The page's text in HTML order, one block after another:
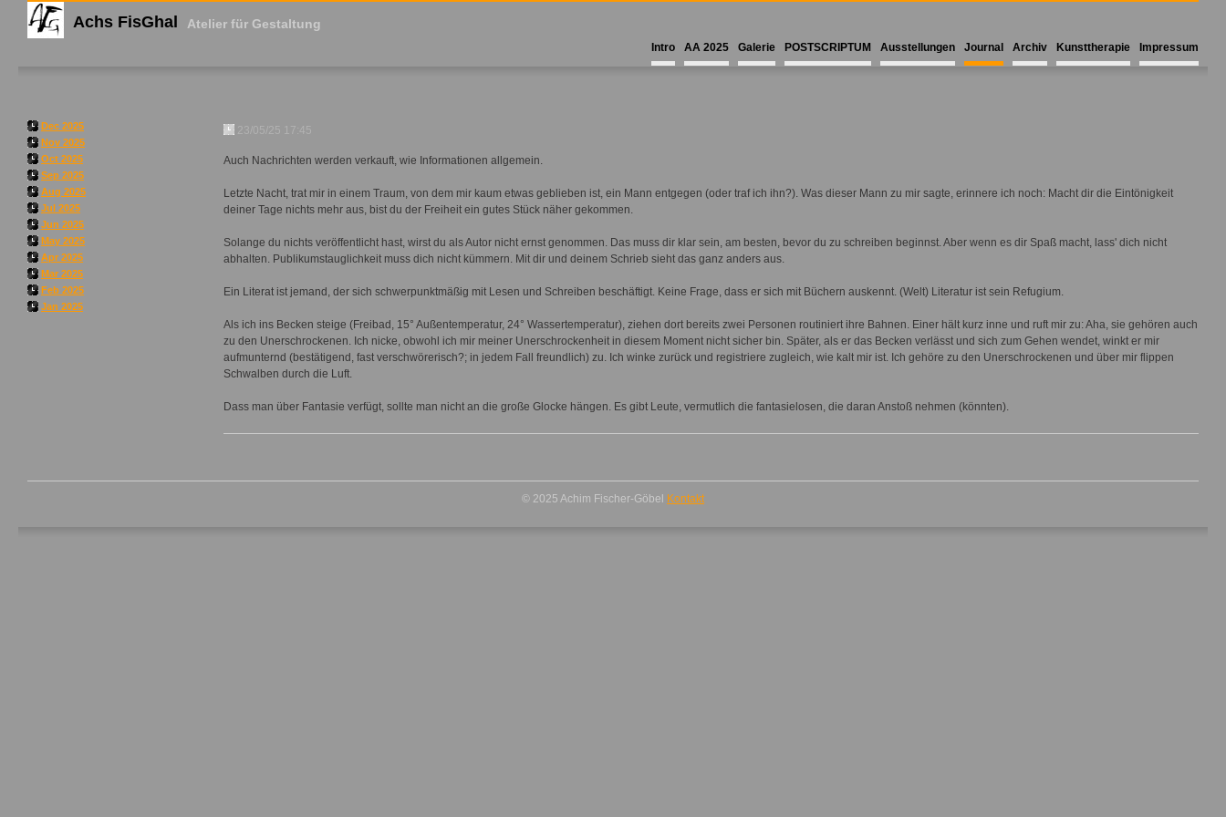
Achs FisGhal Atelier für Gestaltung
Intro AA 2025 Galerie POSTSCRIPTUM Ausstellungen Journal Archiv Kunsttherapie Impressum
Dec 2025
Nov 2025
Oct 2025
Sep 2025
Aug 2025
Jul 2025
Jun 2025
May 2025
Apr 2025
Mar 2025
Feb 2025
Jan 2025
23/05/25 17:45
Auch Nachrichten werden verkauft, wie Informationen allgemein.
Letzte Nacht, trat mir in einem Traum, von dem mir kaum etwas geblieben ist, ein Mann entgegen (oder traf ich ihn?). Was dieser Mann zu mir sagte, erinnere ich noch: Macht dir die Eintönigkeit
deiner Tage nichts mehr aus, bist du der Freiheit ein gutes Stück näher gekommen.
Solange du nichts veröffentlicht hast, wirst du als Autor nicht ernst genommen. Das muss dir klar sein, am besten, bevor du zu schreiben beginnst. Aber wenn es dir Spaß macht, lass' dich nicht
abhalten. Publikumstauglichkeit muss dich nicht kümmern. Mit dir und deinem Schrieb sieht das ganz anders aus.
Ein Literat ist jemand, der sich schwerpunktmäßig mit Lesen und Schreiben beschäftigt. Keine Frage, dass er sich mit Büchern auskennt. (Welt) Literatur ist sein Refugium.
Als ich ins Becken steige (Freibad, 15° Außentemperatur, 24° Wassertemperatur), ziehen dort bereits zwei Personen routiniert ihre Bahnen. Einer hält kurz inne und ruft mir zu: Aha, sie gehören auch
zu den Unerschrockenen. Ich nicke, obwohl ich mir meiner Unerschrockenheit in diesem Moment nicht sicher bin. Später, als er das Becken verlässt und sich zum Gehen wendet, winkt er mir
aufmunternd (bestätigend, fast verschwörerisch?; in jedem Fall freundlich) zu. Ich winke zurück und registriere zugleich, wie kalt mir ist. Ich gehöre zu den Unerschrockenen und über mir flippen
Schwalben durch die Luft.
Dass man über Fantasie verfügt, sollte man nicht an die große Glocke hängen. Es gibt Leute, vermutlich die fantasielosen, die daran Anstoß nehmen (könnten).
© 2025 Achim Fischer-Göbel Kontakt